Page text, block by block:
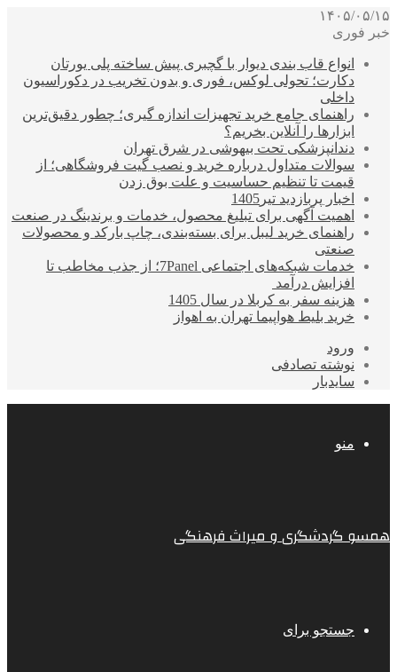
۱۴۰۵/۰۵/۱۵
خبر فوری
انواع قاب بندی دیوار با گچبری پیش ساخته پلی یورتان
دکارت؛ تحولی لوکس، فوری و بدون تخریب در دکوراسیون
داخلی
راهنمای جامع خرید تجهیزات اندازه گیری؛ چطور دقیق‌ترین
ابزارها را آنلاین بخریم؟
دندانپزشکی تحت بیهوشی در شرق تهران
سوالات متداول درباره خرید و نصب گیت فروشگاهی؛ از
قیمت تا تنظیم حساسیت و علت بوق زدن
اخبار پربازدید تیر1405
اهمیت آگهی برای تبلیغ محصول، خدمات و برندینگ در صنعت
راهنمای خرید لیبل برای بسته‌بندی، چاپ بارکد و محصولات
صنعتی
خدمات شبکه‌های اجتماعی 7Panel؛ از جذب مخاطب تا
افزایش درآمد
هزینه سفر به کربلا در سال 1405
خرید بلیط هواپیما تهران به اهواز
ورود
نوشته تصادفی
سایدبار
منو
همسو گردشگری و میراث فرهنگی
جستجو برای